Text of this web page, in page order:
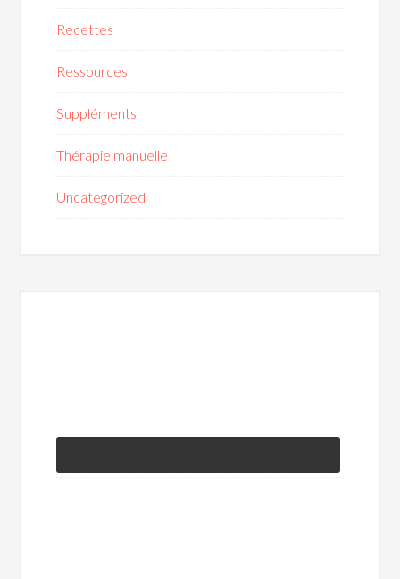
Recettes
Ressources
Suppléments
Thérapie manuelle
Uncategorized